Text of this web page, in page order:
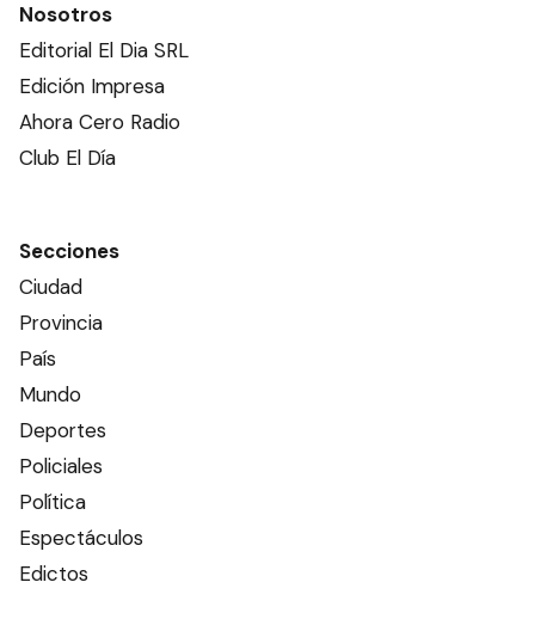
Nosotros
Editorial El Dia SRL
Edición Impresa
Ahora Cero Radio
Club El Día
Secciones
Ciudad
Provincia
País
Mundo
Deportes
Policiales
Política
Espectáculos
Edictos